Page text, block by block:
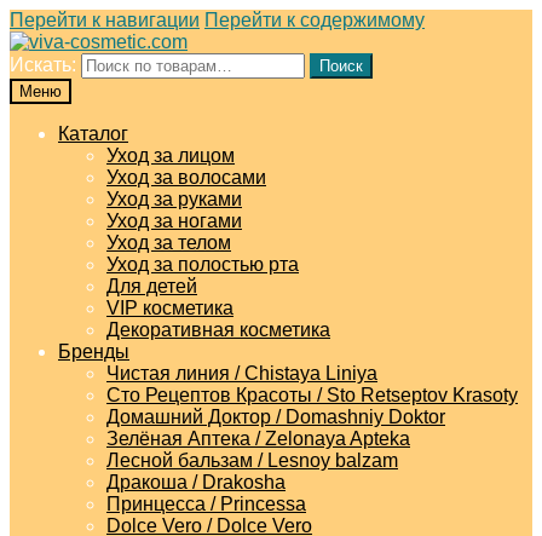
Перейти к навигации Перейти к содержимому
Искать:
Поиск
Меню
Каталог
Уход за лицом
Уход за волосами
Уход за руками
Уход за ногами
Уход за телом
Уход за полостью рта
Для детей
VIP косметика
Декоративная косметика
Бренды
Чистая линия / Chistaya Liniya
Сто Рецептов Красоты / Sto Retseptov Krasoty
Домашний Доктор / Domashniy Doktor
Зелёная Аптека / Zelonaya Apteka
Лесной бальзам / Lesnoy balzam
Дракоша / Drakosha
Принцесса / Princessa
Dolce Vero / Dolce Vero